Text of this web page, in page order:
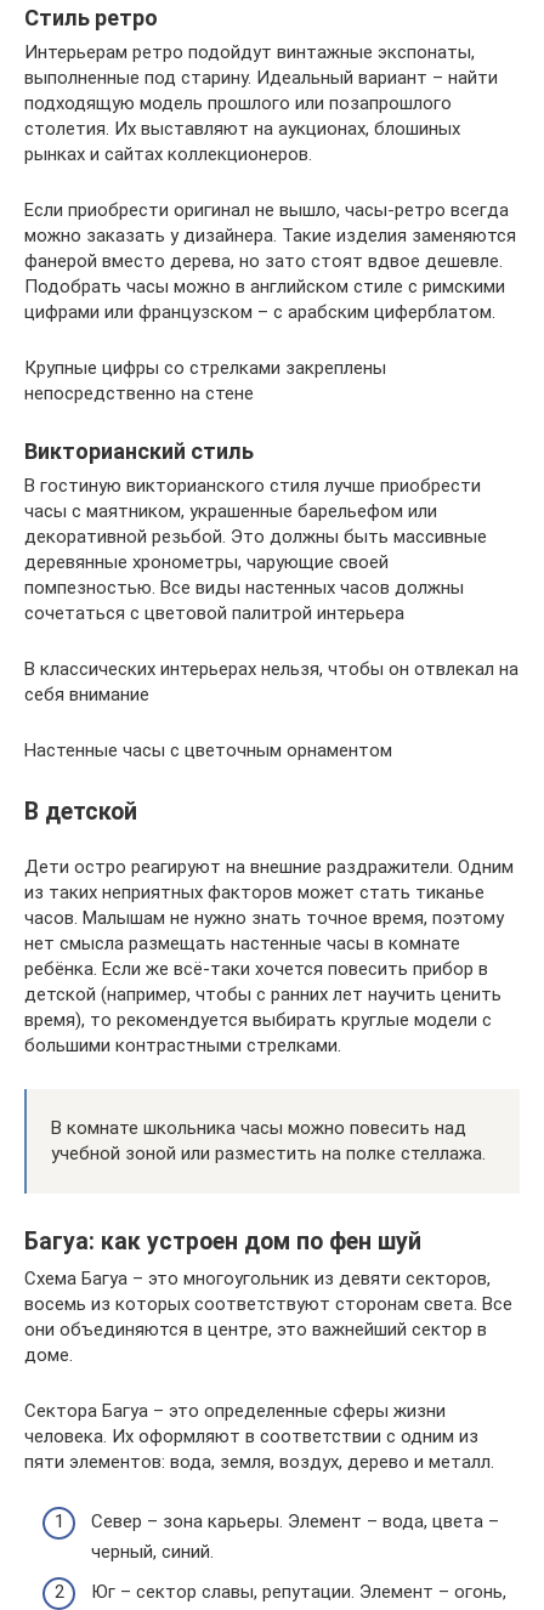
Стиль ретро
Интерьерам ретро подойдут винтажные экспонаты,
выполненные под старину. Идеальный вариант – найти
подходящую модель прошлого или позапрошлого
столетия. Их выставляют на аукционах, блошиных
рынках и сайтах коллекционеров.
Если приобрести оригинал не вышло, часы-ретро всегда
можно заказать у дизайнера. Такие изделия заменяются
фанерой вместо дерева, но зато стоят вдвое дешевле.
Подобрать часы можно в английском стиле с римскими
цифрами или французском – с арабским циферблатом.
Крупные цифры со стрелками закреплены
непосредственно на стене
Викторианский стиль
В гостиную викторианского стиля лучше приобрести
часы с маятником, украшенные барельефом или
декоративной резьбой. Это должны быть массивные
деревянные хронометры, чарующие своей
помпезностью. Все виды настенных часов должны
сочетаться с цветовой палитрой интерьера
В классических интерьерах нельзя, чтобы он отвлекал на
себя внимание
Настенные часы с цветочным орнаментом
В детской
Дети остро реагируют на внешние раздражители. Одним
из таких неприятных факторов может стать тиканье
часов. Малышам не нужно знать точное время, поэтому
нет смысла размещать настенные часы в комнате
ребёнка. Если же всё-таки хочется повесить прибор в
детской (например, чтобы с ранних лет научить ценить
время), то рекомендуется выбирать круглые модели с
большими контрастными стрелками.
В комнате школьника часы можно повесить над
учебной зоной или разместить на полке стеллажа.
Багуа: как устроен дом по фен шуй
Схема Багуа – это многоугольник из девяти секторов,
восемь из которых соответствуют сторонам света. Все
они объединяются в центре, это важнейший сектор в
доме.
Сектора Багуа – это определенные сферы жизни
человека. Их оформляют в соответствии с одним из
пяти элементов: вода, земля, воздух, дерево и металл.
Север – зона карьеры. Элемент – вода, цвета –
черный, синий.
Юг – сектор славы, репутации. Элемент – огонь,